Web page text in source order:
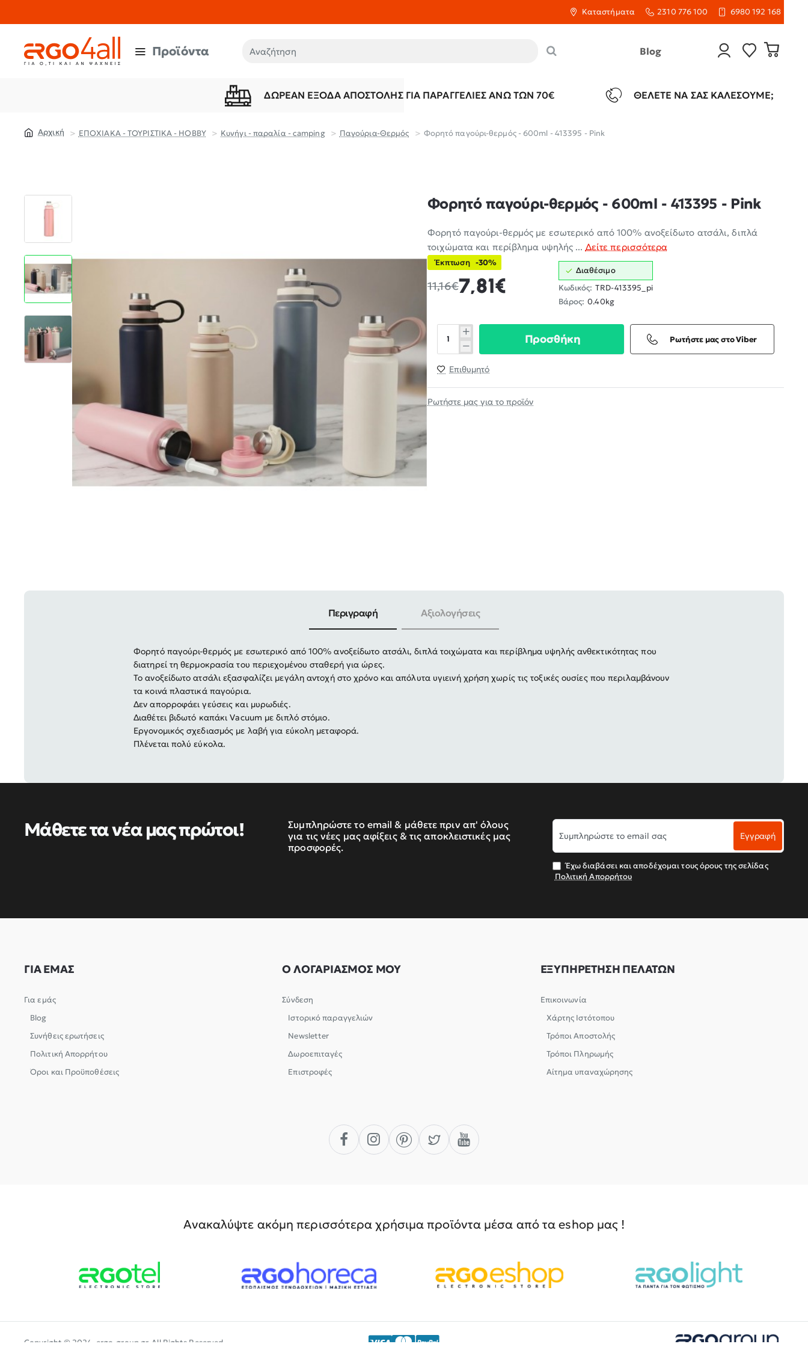
Καταστήματα 2310 776 100 6980 192 168
Προϊόντα Αναζήτηση Blog
ΔΩΡΕΆΝ ΈΞΟΔΑ ΑΠΟΣΤΟΛΉΣ ΓΙΑ ΠΑΡΑΓΓΕΛΊΕΣ ΆΝΩ ΤΩΝ 70€ ΘΈΛΕΤΕ ΝΑ ΣΑΣ ΚΑΛΈΣΟΥΜΕ;
ΕΠΟΧΙΑΚΑ - ΤΟΥΡΙΣΤΙΚΑ - HOBBY Κυνήγι - παραλία - camping Παγούρια-Θερμός Φορητό παγούρι-θερμός - 600ml - 413395 - Pink
Φορητό παγούρι-θερμός - 600ml - 413395 - Pink
Φορητό παγούρι-θερμός με εσωτερικό από 100% ανοξείδωτο ατσάλι, διπλά
τοιχώματα και περίβλημα υψηλής ... Δείτε περισσότερα
Έκπτωση -30%
7,81€
11,16€
Διαθέσιμο
Κωδικός: TRD-413395_pi
Βάρος: 0.40kg
Προσθήκη Ρωτήστε μας στο Viber
Επιθυμητό
Ρωτήστε μας για το προϊόν
Περιγραφή Αξιολογήσεις
Φορητό παγούρι-θερμός με εσωτερικό από 100% ανοξείδωτο ατσάλι, διπλά τοιχώματα και περίβλημα υψηλής ανθεκτικότητας που
διατηρεί τη θερμοκρασία του περιεχομένου σταθερή για ώρες.
Το ανοξείδωτο ατσάλι εξασφαλίζει μεγάλη αντοχή στο χρόνο και απόλυτα υγιεινή χρήση χωρίς τις τοξικές ουσίες που περιλαμβάνουν
τα κοινά πλαστικά παγούρια.
Δεν απορροφάει γεύσεις και μυρωδιές.
Διαθέτει βιδωτό καπάκι Vacuum με διπλό στόμιο.
Εργονομικός σχεδιασμός με λαβή για εύκολη μεταφορά.
Πλένεται πολύ εύκολα.
Μάθετε τα νέα μας πρώτοι!
Συμπληρώστε το email & μάθετε πριν απ' όλους
για τις νέες μας αφίξεις & τις αποκλειστικές μας
προσφορές.
Συμπληρώστε
το
email
σας
Εγγραφή
Έχω διαβάσει και αποδέχομαι τους όρους της σελίδας
Πολιτική Απορρήτου
ΓΙΑ ΕΜΑΣ
Για εμάς
Blog
Συνήθεις ερωτήσεις
Πολιτική Απορρήτου
Όροι και Προϋποθέσεις
Ο ΛΟΓΑΡΙΑΣΜΟΣ ΜΟΥ
Σύνδεση
Ιστορικό παραγγελιών
Newsletter
Δωροεπιταγές
Επιστροφές
ΕΞΥΠΗΡΕΤΗΣΗ ΠΕΛΑΤΩΝ
Επικοινωνία
Χάρτης Ιστότοπου
Τρόποι Αποστολής
Τρόποι Πληρωμής
Αίτημα υπαναχώρησης
Ανακαλύψτε ακόμη περισσότερα χρήσιμα προϊόντα μέσα από τα eshop μας !
Copyright © 2024, ergo-group.gr, All Rights Reserved